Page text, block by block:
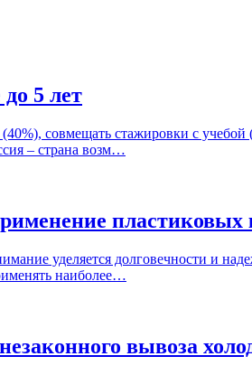
5 лет
совмещать стажировки с
– страна возм…
пластиковых
уделяется долговечности и
наиболее…
вывоза